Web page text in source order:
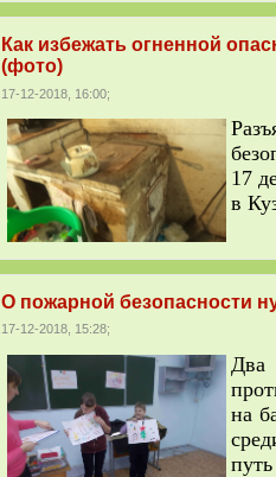
Как избежать огненной
(фото)
17-12-2018, 16:00;
17
в
О пожарной безопасности
17-12-2018, 15:28;
Два
на